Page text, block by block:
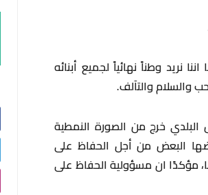
نريد وطناً نهائياً لجميع أبنائه
والسلام والتآلف.
خرج من الصورة النمطية
البعض من أجل الحفاظ على
مؤكدًا ان مسؤولية الحفاظ على